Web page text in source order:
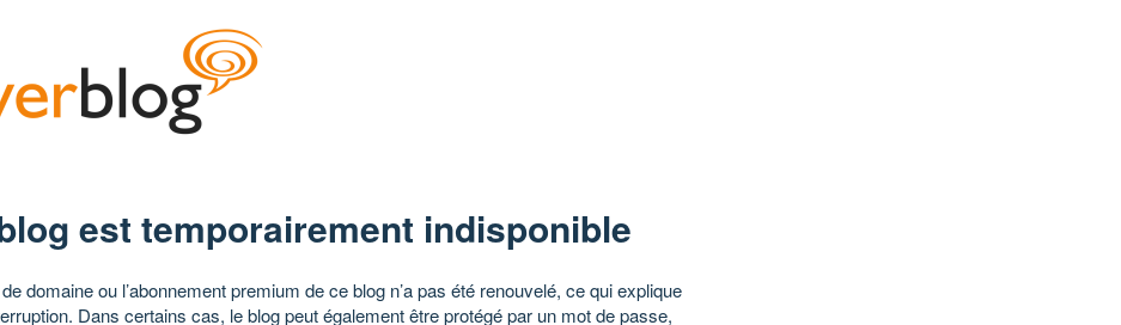
est temporairement indisponible
domaine ou l’abonnement premium de ce blog n’a pas été renouvelé, ce qui explique
Dans certains cas, le blog peut également être protégé par un mot de passe,